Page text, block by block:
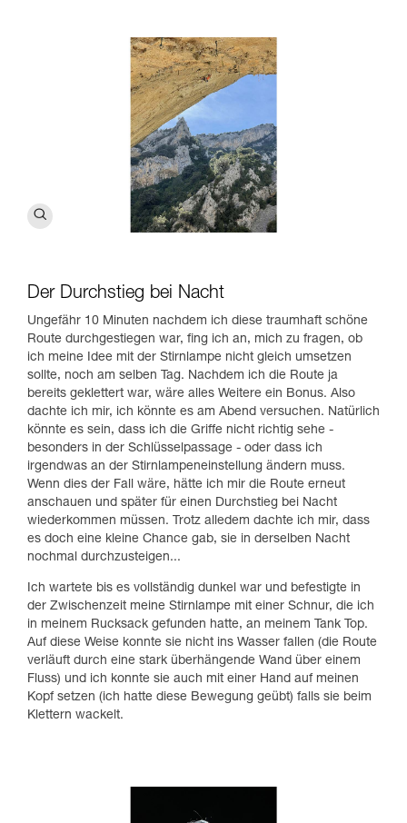
Der Durchstieg bei Nacht
Ungefähr 10 Minuten nachdem ich diese traumhaft schöne
Route durchgestiegen war, fing ich an, mich zu fragen, ob
ich meine Idee mit der Stirnlampe nicht gleich umsetzen
sollte, noch am selben Tag. Nachdem ich die Route ja
bereits geklettert war, wäre alles Weitere ein Bonus. Also
dachte ich mir, ich könnte es am Abend versuchen. Natürlich
könnte es sein, dass ich die Griffe nicht richtig sehe -
besonders in der Schlüsselpassage - oder dass ich
irgendwas an der Stirnlampeneinstellung ändern muss.
Wenn dies der Fall wäre, hätte ich mir die Route erneut
anschauen und später für einen Durchstieg bei Nacht
wiederkommen müssen. Trotz alledem dachte ich mir, dass
es doch eine kleine Chance gab, sie in derselben Nacht
nochmal durchzusteigen...
Ich wartete bis es vollständig dunkel war und befestigte in
der Zwischenzeit meine Stirnlampe mit einer Schnur, die ich
in meinem Rucksack gefunden hatte, an meinem Tank Top.
Auf diese Weise konnte sie nicht ins Wasser fallen (die Route
verläuft durch eine stark überhängende Wand über einem
Fluss) und ich konnte sie auch mit einer Hand auf meinen
Kopf setzen (ich hatte diese Bewegung geübt) falls sie beim
Klettern wackelt.